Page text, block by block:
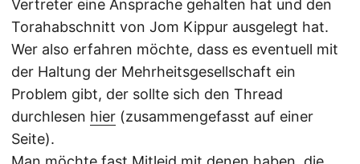
Vertreter eine Ansprache gehalten hat und den
Torahabschnitt von Jom Kippur ausgelegt hat.
Wer also erfahren möchte, dass es eventuell mit
der Haltung der Mehrheitsgesellschaft ein
Problem gibt, der sollte sich den Thread
durchlesen hier (zusammengefasst auf einer
Seite).